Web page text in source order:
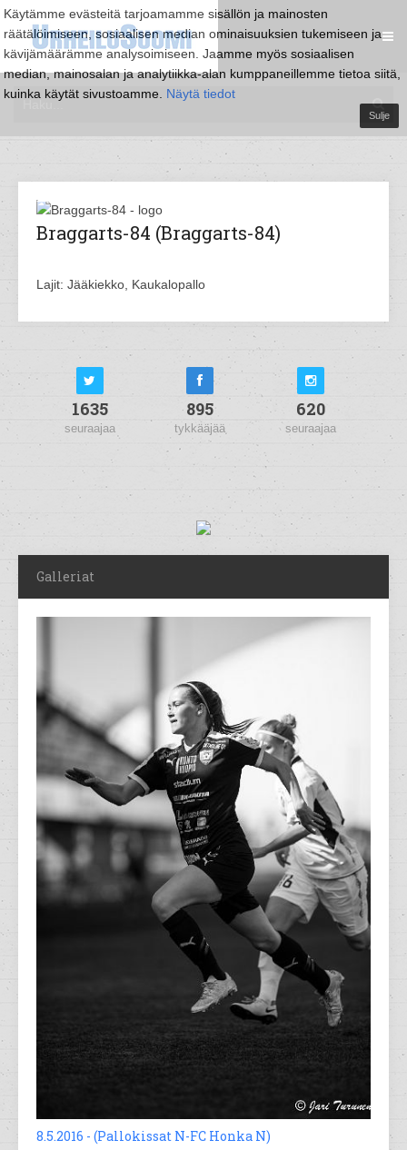
Käytämme evästeitä tarjoamamme sisällön ja mainosten
räätälöimiseen, sosiaalisen median ominaisuuksien tukemiseen ja
kävijämäärämme analysoimiseen. Jaamme myös sosiaalisen
median, mainosalan ja analytiikka-alan kumppaneillemme tietoa siitä,
kuinka käytät sivustoamme. Näytä tiedot
Sulje
Braggarts-84 (Braggarts-84)
Lajit: Jääkiekko, Kaukalopallo
1635
seuraajaa
895
tykkääjää
620
seuraajaa
Galleriat
8.5.2016 - (Pallokissat N-FC Honka N)